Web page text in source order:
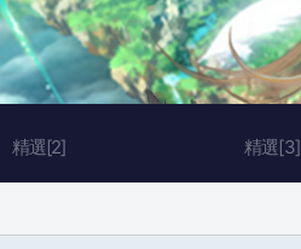
精選[2] 精選[3]